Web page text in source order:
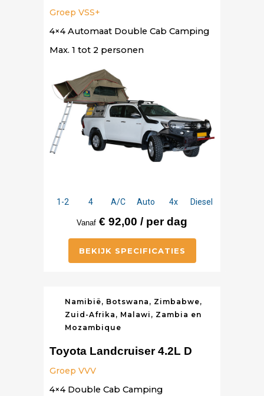
Groep VSS+
4×4 Automaat Double Cab Camping
Max. 1 tot 2 personen
1-2 4 A/C Auto 4x Diesel
Vanaf € 92,00 / per dag
BEKIJK SPECIFICATIES
Namibië, Botswana, Zimbabwe,
Zuid-Afrika, Malawi, Zambia en
Mozambique
Toyota Landcruiser 4.2L D
Groep VVV
4×4 Double Cab Camping